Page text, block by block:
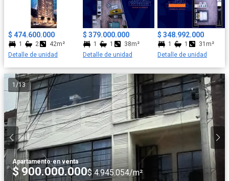
metro. Es un lugar ideal para aquellos empresarios,
universitarios y ciudadanos del mundo que buscan menor
tiempo de desplazamiento, comodidades y calidad de vida. son
inmuebles muy atractivos para rentas de larga y corta estadía.
Teik ofrece exclusividad, privacidad y confort además de estar
$ 474.600.000
1 2
42m²
Detalle de unidad
$ 379.000.000
1 1
38m²
Detalle de unidad
$ 348.992.000
1 1
31m²
Detalle de unidad
1 /13
Apartamento·en venta
$ 900.000.000$ 4.945.054/m²